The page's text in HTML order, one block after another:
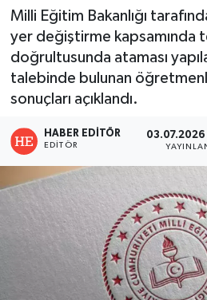
Milli Eğitim Bakanlığı
yer değiştirme kapsamında
doğrultusunda ataması
talebinde bulunan
sonuçları açıklandı.
HABER EDITÖR
EDITÖR
03.07.2026